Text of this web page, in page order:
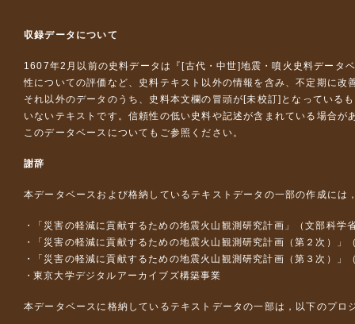
収録データについて
1607年2月以前の史料データは『 [古代・中世]地震・噴火史料データ
性についての評価など、史料テキスト以外の情報を含み、不定期に改
それ以外のデータのうち、史料本文欄の冒頭が[未校訂]となっている
いないテキストです。信頼性の低い史料や記述が含まれている場合が
このデータベースについて もご参照ください。
謝辞
本データベースおよび格納しているテキストデータの一部の作成には
「災害の軽減に貢献するための地震火山観測研究計画」（文部科学
「災害の軽減に貢献するための地震火山観測研究計画（第２次）」
「災害の軽減に貢献するための地震火山観測研究計画（第３次）」
東京大学デジタルアーカイブズ構築事業
本データベースに格納しているテキストデータの一部は，以下のプロ